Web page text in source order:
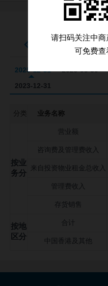
财务分析（年度）
财务分析（季度）
财报原始文件（PDF）
公司并购事件
募集资金投向
公司公告信息
按行业分类
2025-12-31 2025-06-30
2023-12-31
分类 业务名称
按业
务分
营业额
咨询费及管理费收入
来自投资物业租金总收入
管理费收入
存货销售
按地
区分
合计
中国香港及其他
请扫码关注中
可免费查